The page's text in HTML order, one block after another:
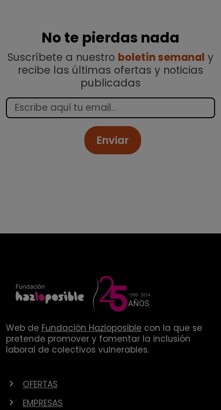
No te pierdas nada
Suscríbete a nuestro boletín semanal y
recibe las últimas ofertas y noticias
publicadas
Enviar
Web de Fundación Hazloposible con la que se
pretende promover y fomentar la inclusión
laboral de colectivos vulnerables.
OFERTAS
EMPRESAS